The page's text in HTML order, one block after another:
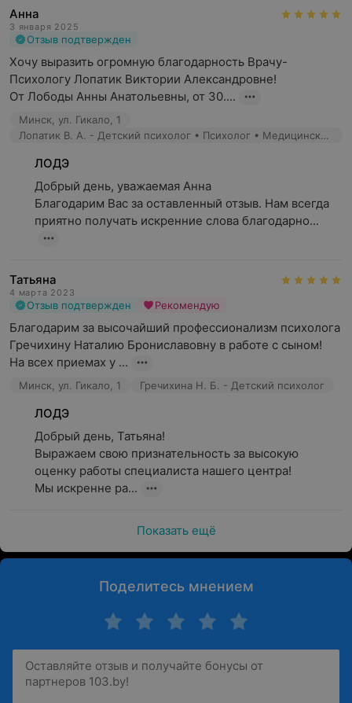
Анна
3 января 2025
Отзыв подтвержден
Хочу выразить огромную благодарность Врачу-
Психологу Лопатик Виктории Александровне!
От Лободы Анны Анатольевны, от 30....
Минск, ул. Гикало, 1
Лопатик В. А. - Детский психолог • Психолог • Медицинский психолог • Подростковый психолог
ЛОДЭ
Добрый день, уважаемая Анна
Благодарим Вас за оставленный отзыв. Нам всегда
приятно получать искренние слова благодарно...
Татьяна
4 марта 2023
Отзыв подтвержден Рекомендую
Благодарим за высочайший профессионализм психолога
Гречихину Наталию Брониславовну в работе с сыном!
На всех приемах у ...
Минск, ул. Гикало, 1 Гречихина Н. Б. - Детский психолог
ЛОДЭ
Добрый день, Татьяна!
Выражаем свою признательность за высокую
оценку работы специалиста нашего центра!
Мы искренне ра...
Показать ещё
Поделитесь мнением